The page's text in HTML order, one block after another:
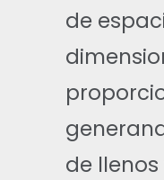
de
de llenos